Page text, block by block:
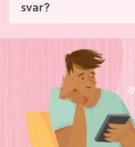
svar?